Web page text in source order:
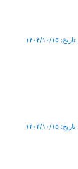
تاریخ: ۱۴۰۴/۱۰/۱۵
تاریخ: ۱۴۰۴/۱۰/۱۵